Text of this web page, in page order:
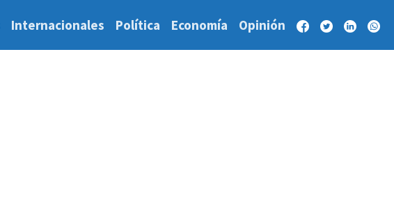
Internacionales Política Economía Opinión